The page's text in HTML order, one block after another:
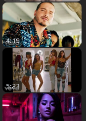
4:19
5:23